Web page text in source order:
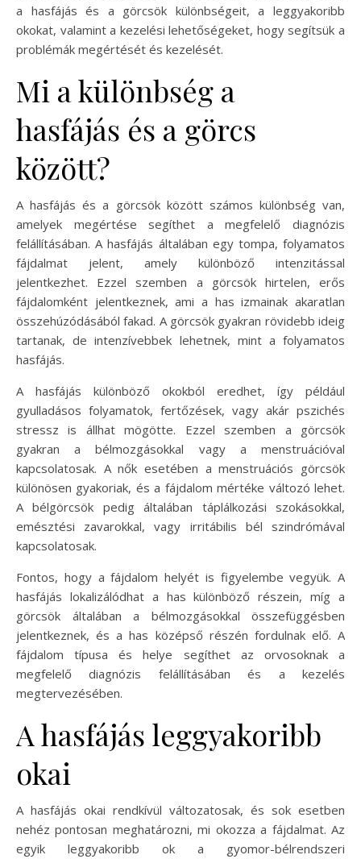
a hasfájás és a görcsök különbségeit, a leggyakoribb
okokat, valamint a kezelési lehetőségeket, hogy segítsük a
problémák megértését és kezelését.
Mi a különbség a
hasfájás és a görcs
között?
A hasfájás és a görcsök között számos különbség van,
amelyek megértése segíthet a megfelelő diagnózis
felállításában. A hasfájás általában egy tompa, folyamatos
fájdalmat jelent, amely különböző intenzitással
jelentkezhet. Ezzel szemben a görcsök hirtelen, erős
fájdalomként jelentkeznek, ami a has izmainak akaratlan
összehúzódásából fakad. A görcsök gyakran rövidebb ideig
tartanak, de intenzívebbek lehetnek, mint a folyamatos
hasfájás.
A hasfájás különböző okokból eredhet, így például
gyulladásos folyamatok, fertőzések, vagy akár pszichés
stressz is állhat mögötte. Ezzel szemben a görcsök
gyakran a bélmozgásokkal vagy a menstruációval
kapcsolatosak. A nők esetében a menstruációs görcsök
különösen gyakoriak, és a fájdalom mértéke változó lehet.
A bélgörcsök pedig általában táplálkozási szokásokkal,
emésztési zavarokkal, vagy irritábilis bél szindrómával
kapcsolatosak.
Fontos, hogy a fájdalom helyét is figyelembe vegyük. A
hasfájás lokalizálódhat a has különböző részein, míg a
görcsök általában a bélmozgásokkal összefüggésben
jelentkeznek, és a has középső részén fordulnak elő. A
fájdalom típusa és helye segíthet az orvosoknak a
megfelelő diagnózis felállításában és a kezelés
megtervezésében.
A hasfájás leggyakoribb
okai
A hasfájás okai rendkívül változatosak, és sok esetben
nehéz pontosan meghatározni, mi okozza a fájdalmat. Az
egyik leggyakoribb ok a gyomor-bélrendszeri